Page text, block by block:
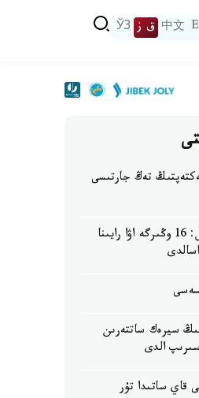
中文 ق ز ЎЗ
32 جەكە مەكتەپتىڭ تەڭ جارتىسى
نوسەر، بۇرشاق، داۋىل: 16 وڭىرگە اۋا رايىنا
سيرەك ساتتەرىن
الدى
قاي ساتىدا تۇر